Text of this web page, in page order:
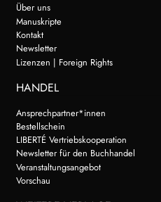
Über uns
Manuskripte
Kontakt
Newsletter
Lizenzen | Foreign Rights
HANDEL
Ansprechpartner*innen
Bestellschein
LIBERTÉ Vertriebskooperation
Newsletter für den Buchhandel
Veranstaltungsangebot
Vorschau